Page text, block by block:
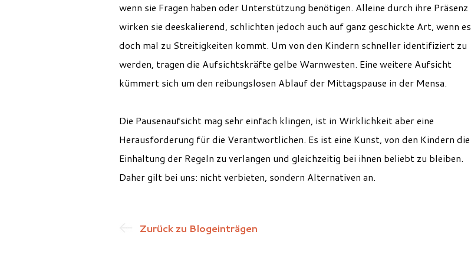
wenn sie Fragen haben oder Unterstützung benötigen. Alleine durch ihre Präsenz
wirken sie deeskalierend, schlichten jedoch auch auf ganz geschickte Art, wenn es
doch mal zu Streitigkeiten kommt. Um von den Kindern schneller identifiziert zu
werden, tragen die Aufsichtskräfte gelbe Warnwesten. Eine weitere Aufsicht
kümmert sich um den reibungslosen Ablauf der Mittagspause in der Mensa.
Die Pausenaufsicht mag sehr einfach klingen, ist in Wirklichkeit aber eine
Herausforderung für die Verantwortlichen. Es ist eine Kunst, von den Kindern die
Einhaltung der Regeln zu verlangen und gleichzeitig bei ihnen beliebt zu bleiben.
Daher gilt bei uns: nicht verbieten, sondern Alternativen an.
Zurück zu Blogeinträgen